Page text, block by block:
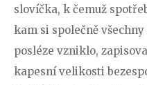
slovíčka, k čemuž
kam si společně
posléze vzniklo,
kapesní velikosti